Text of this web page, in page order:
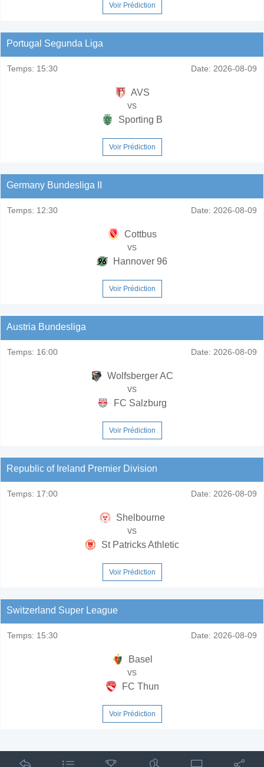
Voir Prédiction
Portugal Segunda Liga
Temps: 15:30 Date: 2026-08-09
AVS
vs
Sporting B
Voir Prédiction
Germany Bundesliga II
Temps: 12:30 Date: 2026-08-09
Cottbus
vs
Hannover 96
Voir Prédiction
Austria Bundesliga
Temps: 16:00 Date: 2026-08-09
Wolfsberger AC
vs
FC Salzburg
Voir Prédiction
Republic of Ireland Premier Division
Temps: 17:00 Date: 2026-08-09
Shelbourne
vs
St Patricks Athletic
Voir Prédiction
Switzerland Super League
Temps: 15:30 Date: 2026-08-09
Basel
vs
FC Thun
Voir Prédiction